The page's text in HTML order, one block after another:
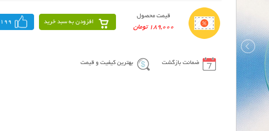
قیمت محصول
189,000 تومان
افزودن به سبد خرید 199 نفر
ضمانت بازگشت بهترین کیفیت و قیمت